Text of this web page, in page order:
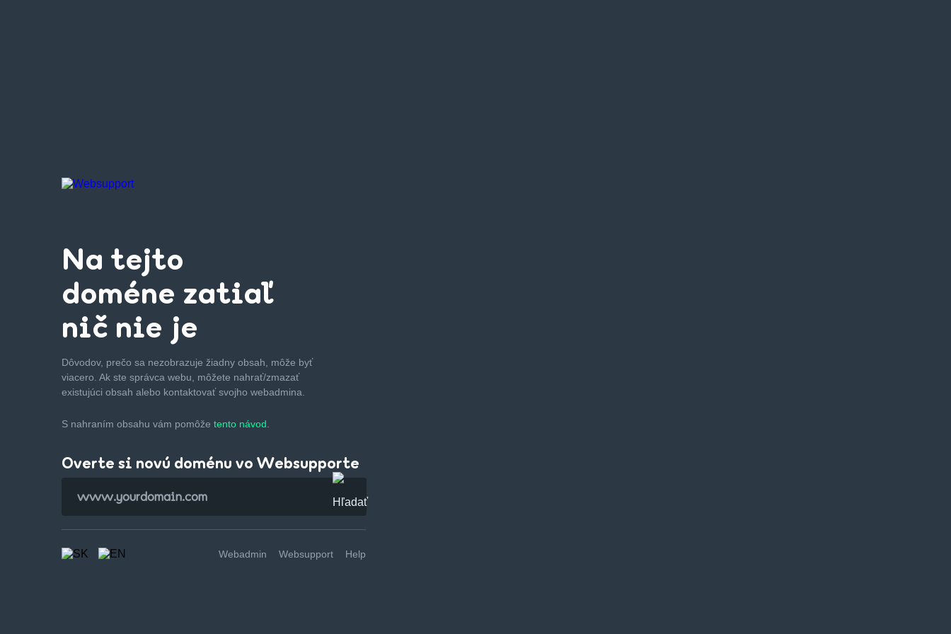
Na tejto
doméne zatiaľ
nič nie je
Dôvodov, prečo sa nezobrazuje žiadny obsah, môže byť
viacero. Ak ste správca webu, môžete nahrať/zmazať
existujúci obsah alebo kontaktovať svojho webadmina.
S nahraním obsahu vám pomôže tento návod.
Overte si novú doménu vo Websupporte
Webadmin Websupport Help